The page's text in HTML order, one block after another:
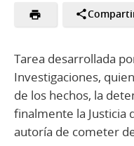
Tarea desarrollada
Investigaciones,
de los hechos, la
finalmente la Justicia
autoría de cometer